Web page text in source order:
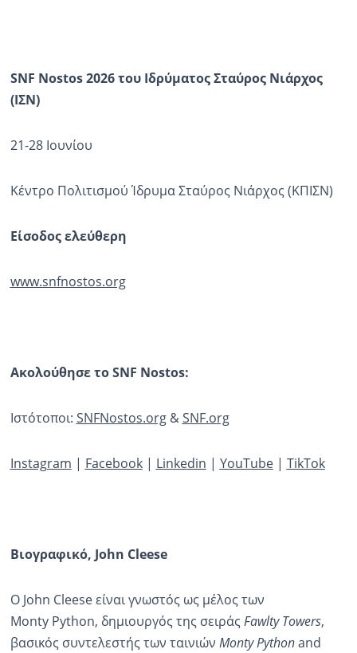
SNF Nostos2026 του Ιδρύματος Σταύρος Νιάρχος
(ΙΣΝ)
21-28 Ιουνίου
Κέντρο Πολιτισμού Ίδρυμα Σταύρος Νιάρχος (ΚΠΙΣΝ)
Είσοδος ελεύθερη
www.snfnostos.org
Ακολούθησε τοSNF Nostos:
Ιστότοποι: SNFNostos.org&SNF.org
Instagram | Facebook| Linkedin | YouTube| TikTok
Βιογραφικό, John Cleese
Ο John Cleese είναι γνωστός ως μέλος των
Monty Python, δημιουργός της σειράς Fawlty Towers,
βασικός συντελεστής των ταινιών Monty Pythonand